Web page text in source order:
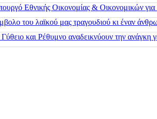
Εθνικής Οικονομίας & Οικονομικών
του λαϊκού μας τραγουδιού κι έναν
και Ρέθυμνο αναδεικνύουν την ανάγκη